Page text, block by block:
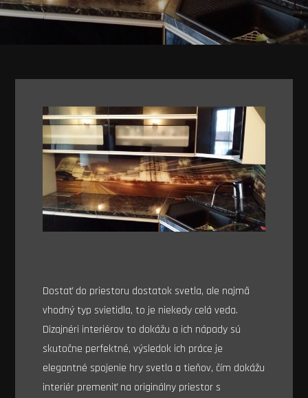
Dostať do priestoru dostatok svetla, ale najmä
vhodný typ svietidla, to je niekedy celá veda.
Dizajnéri interiérov to dokážu a ich nápady sú
skutočne perfektné, výsledok ich práce je
elegantné spojenie hry svetla a tieňov, čím dokážu
interiér premeniť na originálny priestor s